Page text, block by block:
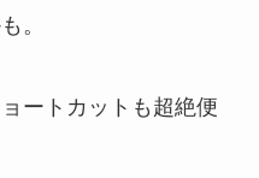
。
ートカットも超絶便